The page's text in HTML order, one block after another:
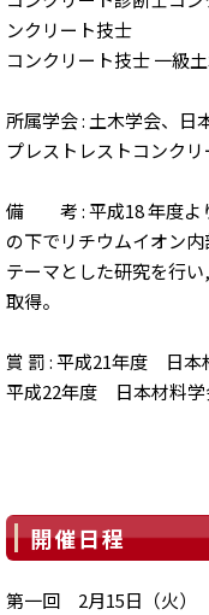
ンクリート技士
コンクリート技士 一級
所属学会 : 土木学会、日
プレストレストコンク
備 考 : 平成18 年度よ
の下でリチウムイオン内
テーマとした研究を行
取得。
賞 罰 : 平成21年度 日
平成22年度 日本材料
開催日程
第一回 2月15日（火）